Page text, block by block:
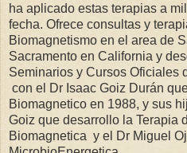
ha aplicado estas terapias a
fecha. Ofrece consultas y
Biomagnetismo en el area de
Sacramento en California y
Seminarios y Cursos Oficiales
con el Dr Isaac Goiz Durán
Biomagnetico en 1988, y sus
Goiz que desarrollo la Terapia
Biomagnetica y el Dr Miguel